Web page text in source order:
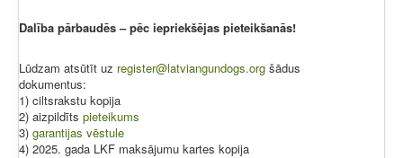
Dalība pārbaudēs – pēc iepriekšējas pieteikšanās!
Lūdzam atsūtīt uz register@latviangundogs.org šādus
dokumentus:
1) ciltsrakstu kopija
2) aizpildīts pieteikums
3) garantijas vēstule
4) 2025. gada LKF maksājumu kartes kopija